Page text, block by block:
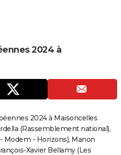
2024 à
2024 à Maisoncelles
(Rassemblement national),
Modem - Horizons), Manon
Xavier Bellamy (Les